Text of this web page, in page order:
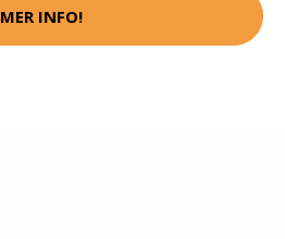
MER INFO!